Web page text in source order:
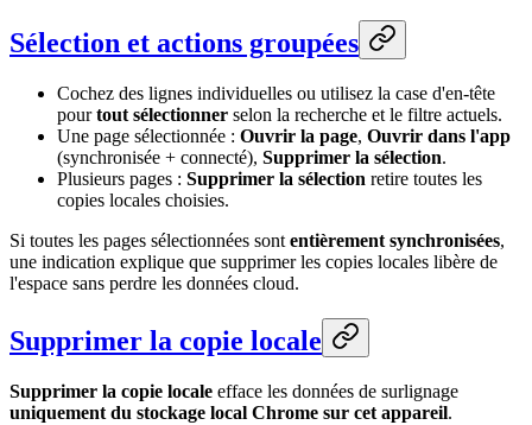
Sélection et actions groupées
Cochez des lignes individuelles ou utilisez la case d'en-tête
pourtout sélectionner selon la recherche et le filtre actuels.
Une page sélectionnée : Ouvrir la page, Ouvrir dans l'app
(synchronisée + connecté), Supprimer la sélection.
Plusieurs pages : Supprimer la sélection retire toutes les
copies locales choisies.
Si toutes les pages sélectionnées sont entièrement synchronisées,
une indication explique que supprimer les copies locales libère de
l'espace sans perdre les données cloud.
Supprimer la copie locale
Supprimer la copie locale efface les données de surlignage
uniquement du stockage local Chrome sur cet appareil.